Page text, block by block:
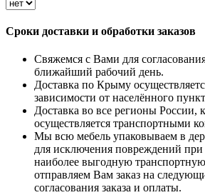
Сроки доставки и обработки заказов
Свяжемся с Вами для
ближайший рабочий день.
Доставка по Крыму
зависимости от населённого
Доставка во все регионы России,
осуществляется транспортными
Мы всю мебель упаковываем в
для исключения повреждений при
наиболее выгодную
отправляем Вам заказ на
согласования заказа и оплаты.